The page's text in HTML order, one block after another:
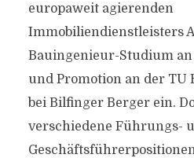
europaweit agierenden
Immobiliendienstleisters
Bauingenieur-Studium an
und Promotion an der TU
bei Bilfinger Berger ein.
verschiedene Führungs-